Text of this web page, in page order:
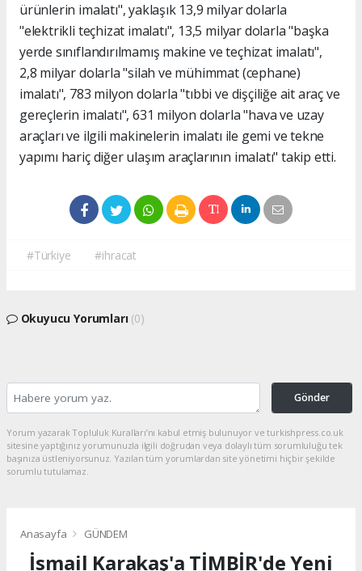
ürünlerin imalatı", yaklaşık 13,9 milyar dolarla
"elektrikli teçhizat imalatı", 13,5 milyar dolarla "başka
yerde sınıflandırılmamış makine ve teçhizat imalatı",
2,8 milyar dolarla "silah ve mühimmat (cephane)
imalatı", 783 milyon dolarla "tıbbi ve dişçiliğe ait araç ve
gereçlerin imalatı", 631 milyon dolarla "hava ve uzay
araçları ve ilgili makinelerin imalatı ile gemi ve tekne
yapımı hariç diğer ulaşım araçlarının imalatı" takip etti.
#Türkiye #ihracat
Okuyucu Yorumları (0)
Gönder
Yorum yazarak Topluluk Kuralları’nı kabul etmiş bulunuyor ve turkishpress.co.uk
sitesine yaptığınız yorumunuzla ilgili doğrudan veya dolaylı tüm sorumluluğu tek
başınıza üstleniyorsunuz. Yazılan tüm yorumlardan site yönetimi hiçbir şekilde
sorumlu tutulamaz.
Anasayfa GÜNDEM
İsmail Karakaş'a TİMBİR'de Yeni